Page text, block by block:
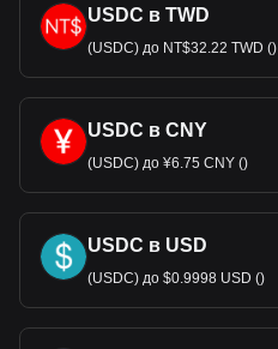
USDC в TWD
(USDC) до NT$32.22 TWD ()
USDC в CNY
(USDC) до ¥6.75 CNY ()
USDC в USD
(USDC) до $0.9998 USD ()